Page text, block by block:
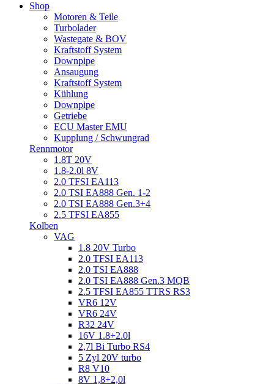
Shop
Motoren & Teile
Turbolader
Wastegate & BOV
Kraftstoff System
Downpipe
Ansaugung
Kraftstoff System
Kühlung
Downpipe
Getriebe
ECU Master EMU
Kupplung / Schwungrad
Rennmotor
1.8T 20V
1.8-2.0l 8V
2.0 TFSI EA113
2.0 TSI EA888 Gen. 1-2
2.0 TSI EA888 Gen.3+4
2.5 TFSI EA855
Kolben
VAG
1.8 20V Turbo
2.0 TFSI EA113
2.0 TSI EA888
2.0 TSI EA888 Gen.3 MQB
2.5 TFSI EA855 TTRS RS3
VR6 12V
VR6 24V
R32 24V
16V 1.8+2.0l
2,7l Bi Turbo RS4
5 Zyl 20V turbo
R8 V10
8V 1,8+2,0l